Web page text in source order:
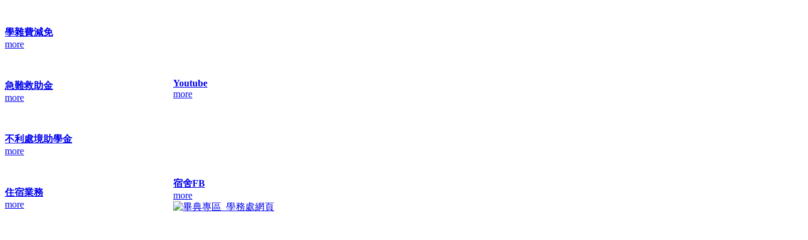
學雜費減免
more
急難救助金
more
不利處境助學金
more
住宿業務
more
Youtube
more
宿舍FB
more